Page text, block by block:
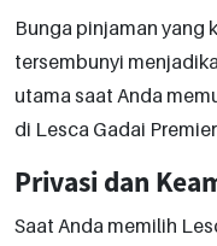
Bunga pinjaman yang
tersembunyi
utama saat Anda
di Lesca Gadai
Privasi dan
Saat Anda memilih